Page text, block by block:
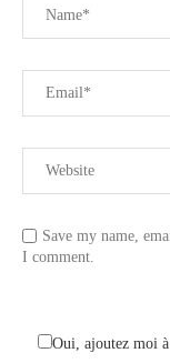
Save my name,
I comment.
Oui, ajoutez moi